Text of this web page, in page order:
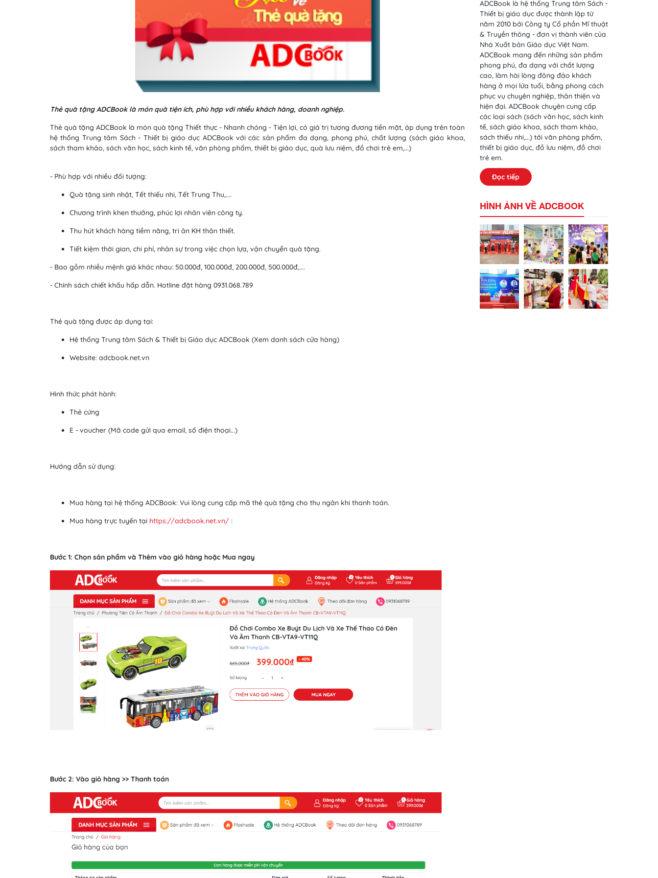
Thẻ quà tặng ADCBook là món quà tiện ích, phù hợp với nhiều khách hàng, doanh nghiệp.
Thẻ quà tặng ADCBook là món quà tặng Thiết thực - Nhanh chóng - Tiện lợi, có giá trị tương đương tiền mặt, áp dụng trên toàn
hệ thống Trung tâm Sách - Thiết bị giáo dục ADCBook với các sản phẩm đa dạng, phong phú, chất lượng (sách giáo khoa,
sách tham khảo, sách văn học, sách kinh tế, văn phòng phẩm, thiết bị giáo dục, quà lưu niệm, đồ chơi trẻ em,...)
- Phù hợp với nhiều đối tượng:
Quà tặng sinh nhật, Tết thiếu nhi, Tết Trung Thu,....
Chương trình khen thưởng, phúc lợi nhân viên công ty.
Thu hút khách hàng tiềm năng, tri ân KH thân thiết.
Tiết kiệm thời gian, chi phí, nhân sự trong việc chọn lựa, vận chuyển quà tặng.
- Bao gồm nhiều mệnh giá khác nhau: 50.000đ, 100.000đ, 200.000đ, 500.000đ,....
- Chính sách chiết khấu hấp dẫn. Hotline đặt hàng 0931.068.789
Thẻ quà tặng được áp dụng tại:
Hệ thống Trung tâm Sách & Thiết bị Giáo dục ADCBook (Xem danh sách cửa hàng)
Website: adcbook.net.vn
Hình thức phát hành:
Thẻ cứng
E - voucher (Mã code gửi qua email, số điện thoại...)
Hướng dẫn sử dụng:
Mua hàng tại hệ thống ADCBook: Vui lòng cung cấp mã thẻ quà tặng cho thu ngân khi thanh toán.
Mua hàng trực tuyến tại https://adcbook.net.vn/ :
Bước 1: Chọn sản phẩm và Thêm vào giỏ hàng hoặc Mua ngay
Bước 2: Vào giỏ hàng >> Thanh toán
ADCBook là hệ thống Trung tâm Sách -
Thiết bị giáo dục được thành lập từ
năm 2010 bởi Công ty Cổ phần Mĩ thuật
& Truyền thông - đơn vị thành viên của
Nhà Xuất bản Giáo dục Việt Nam.
ADCBook mang đến những sản phẩm
phong phú, đa dạng với chất lượng
cao, làm hài lòng đông đảo khách
hàng ở mọi lứa tuổi, bằng phong cách
phục vụ chuyên nghiệp, thân thiện và
hiện đại. ADCBook chuyên cung cấp
các loại sách (sách văn học, sách kinh
tế, sách giáo khoa, sách tham khảo,
sách thiếu nhi,...) tới văn phòng phẩm,
thiết bị giáo dục, đồ lưu niệm, đồ chơi
trẻ em.
Đọc tiếp
HÌNH ẢNH VỀ ADCBOOK